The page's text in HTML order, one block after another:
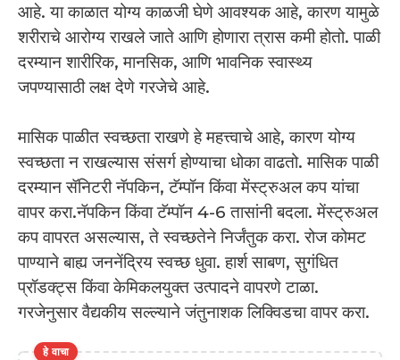
आहे. या काळात योग्य काळजी घेणे आवश्यक आहे, कारण यामुळे
शरीराचे आरोग्य राखले जाते आणि होणारा त्रास कमी होतो. पाळी
दरम्यान शारीरिक, मानसिक, आणि भावनिक स्वास्थ्य
जपण्यासाठी लक्ष देणे गरजेचे आहे.
मासिक पाळीत स्वच्छता राखणे हे महत्त्वाचे आहे, कारण योग्य
स्वच्छता न राखल्यास संसर्ग होण्याचा धोका वाढतो. मासिक पाळी
दरम्यान सॅनिटरी नॅपकिन, टॅम्पॉन किंवा मेंस्ट्रुअल कप यांचा
वापर करा.नॅपकिन किंवा टॅम्पॉन 4-6 तासांनी बदला. मेंस्ट्रुअल
कप वापरत असल्यास, ते स्वच्छतेने निर्जंतुक करा. रोज कोमट
पाण्याने बाह्य जननेंद्रिय स्वच्छ धुवा. हार्श साबण, सुगंधित
प्रॉडक्ट्स किंवा केमिकलयुक्त उत्पादने वापरणे टाळा.
गरजेनुसार वैद्यकीय सल्ल्याने जंतुनाशक लिक्विडचा वापर करा.
हे वाचा